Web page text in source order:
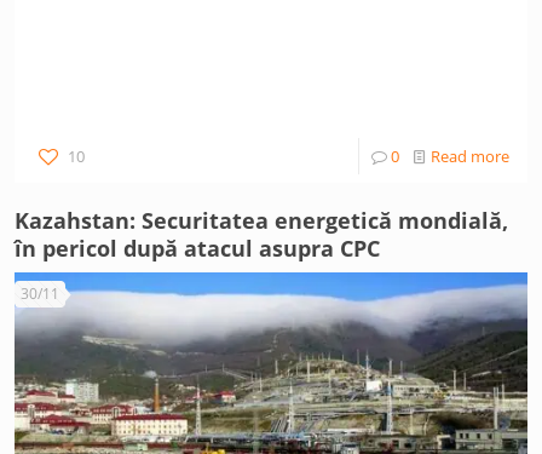
10 0 Read more
Kazahstan: Securitatea energetică mondială,
în pericol după atacul asupra CPC
30/11